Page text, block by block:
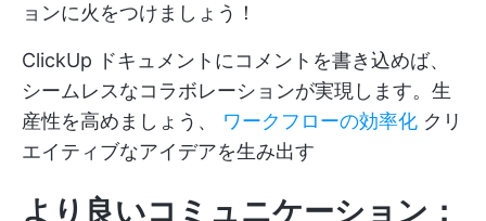
ョンに火をつけましょう！
ClickUp ドキュメントにコメントを書き込めば、
シームレスなコラボレーションが実現します。生
産性を高めましょう、 ワークフローの効率化 クリ
エイティブなアイデアを生み出す
より良いコミュニケーション：